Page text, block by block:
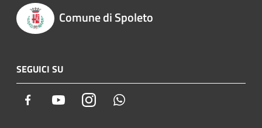
Comune di Spoleto
SEGUICI SU
Facebook YoutubeInstagram